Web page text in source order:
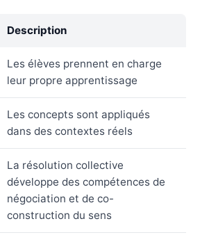
Description
Les élèves prennent en charge
leur propre apprentissage
Les concepts sont appliqués
dans des contextes réels
La résolution collective
développe des compétences de
négociation et de co-
construction du sens